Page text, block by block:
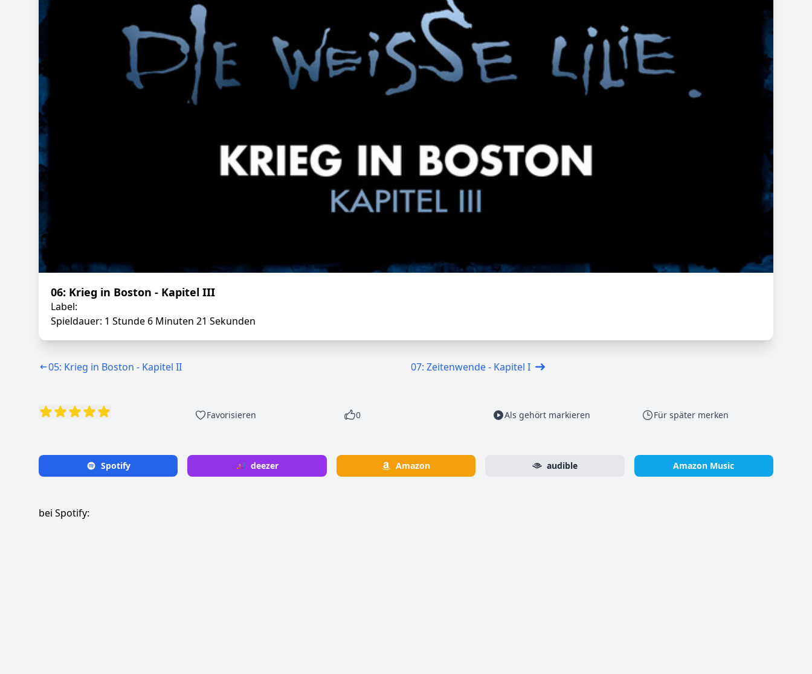
06: Krieg in Boston - Kapitel III
Label:
Spieldauer: 1 Stunde 6 Minuten 21 Sekunden
05: Krieg in Boston - Kapitel II 07: Zeitenwende - Kapitel I
Favorisieren 0 Als gehört markieren Für später merken
Spotify deezer Amazon audible Amazon Music
bei Spotify: